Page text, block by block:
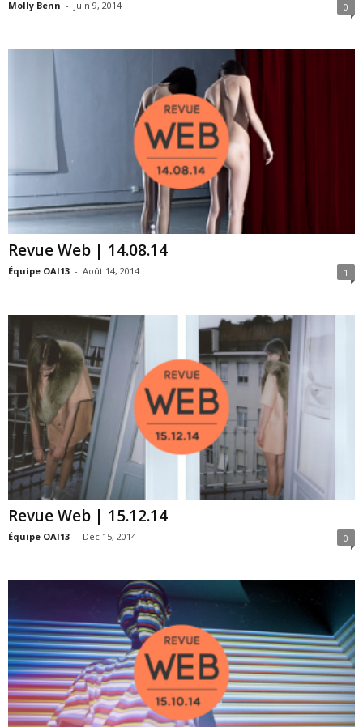
Molly Benn - Juin 9, 2014 0
Revue Web | 14.08.14
Équipe OAI13 - Août 14, 2014 1
Revue Web | 15.12.14
Équipe OAI13 - Déc 15, 2014 0